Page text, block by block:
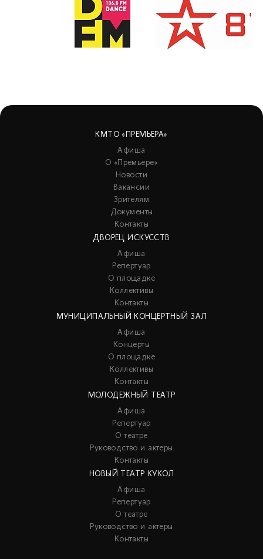
КМТО «ПРЕМЬЕРА»
Афиша
О «Премьере»
Новости
Вакансии
Зрителям
Документы
Контакты
ДВОРЕЦ ИСКУССТВ
Афиша
Репертуар
О площадке
Коллективы
Контакты
МУНИЦИПАЛЬНЫЙ КОНЦЕРТНЫЙ ЗАЛ
Афиша
Концерты
О площадке
Коллективы
Контакты
МОЛОДЕЖНЫЙ ТЕАТР
Афиша
Репертуар
О театре
Руководство и актеры
Контакты
НОВЫЙ ТЕАТР КУКОЛ
Афиша
Репертуар
О театре
Руководство и актеры
Контакты